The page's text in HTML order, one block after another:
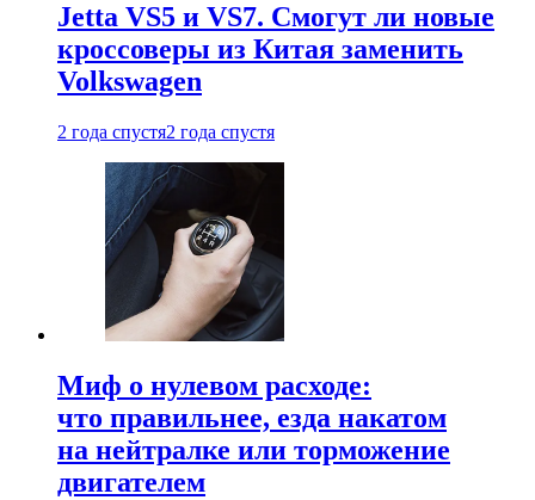
Jetta VS5 и VS7. Смогут ли новые
кроссоверы из Китая заменить
Volkswagen
2 года спустя2 года спустя
Миф о нулевом расходе:
что правильнее, езда накатом
на нейтралке или торможение
двигателем